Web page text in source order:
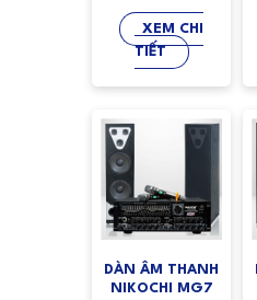
XEM CHI
TIẾT
DÀN ÂM THANH
NIKOCHI MG7